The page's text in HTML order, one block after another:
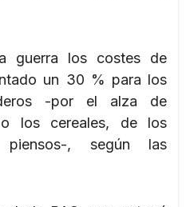
guerra los costes de
un 30 % para los
-por el alza de
los cereales, de los
, según las